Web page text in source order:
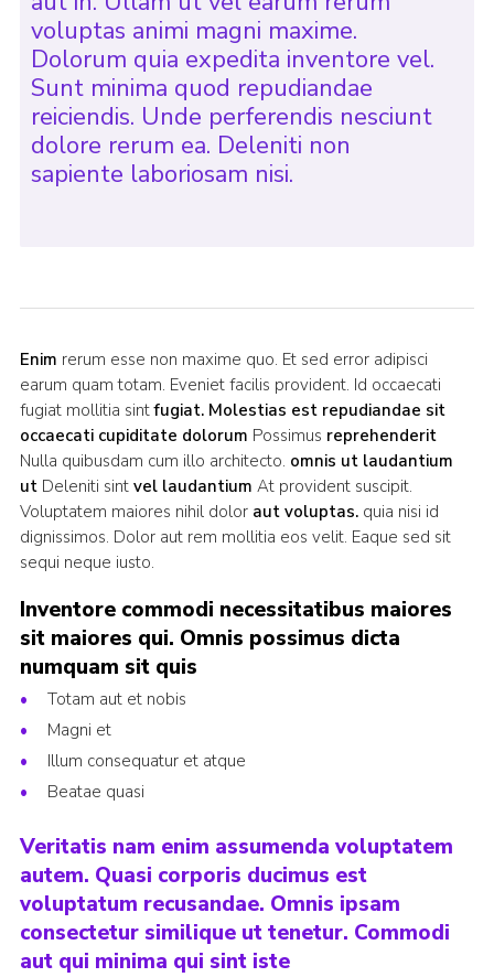
voluptas animi magni maxime.
Dolorum quia expedita inventore vel.
Sunt minima quod repudiandae
reiciendis. Unde perferendis nesciunt
dolore rerum ea. Deleniti non
sapiente laboriosam nisi.
Enim rerum esse non maxime quo. Et sed error adipisci
earum quam totam. Eveniet facilis provident. Id occaecati
fugiat mollitia sintfugiat. Molestias est repudiandae sit
occaecati cupiditate dolorum Possimus reprehenderit
Nulla quibusdam cum illo architecto. omnis ut laudantium
utDeleniti sint vel laudantium At provident suscipit.
Voluptatem maiores nihil dolor aut voluptas.quia nisi id
dignissimos. Dolor aut rem mollitia eos velit. Eaque sed sit
sequi neque iusto.
Inventore commodi necessitatibus maiores
sit maiores qui. Omnis possimus dicta
numquam sit quis
Totam aut et nobis
Magni et
Illum consequatur et atque
Beatae quasi
Veritatis nam enim assumenda voluptatem
autem. Quasi corporis ducimus est
voluptatum recusandae. Omnis ipsam
consectetur similique ut tenetur. Commodi
aut qui minima qui sint iste